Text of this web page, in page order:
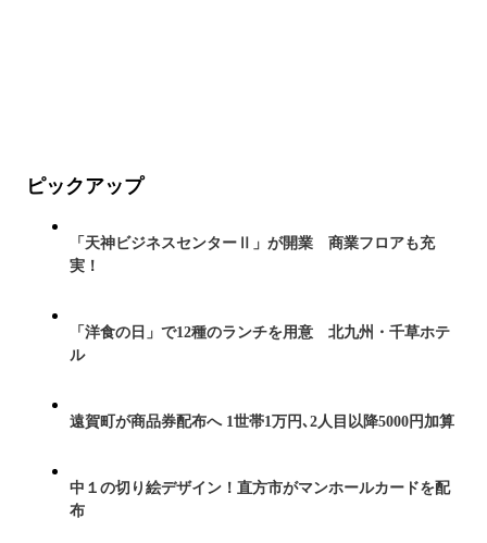
ピックアップ
「天神ビジネスセンターⅡ」が開業 商業フロアも充
実！
「洋食の日」で12種のランチを用意 北九州・千草ホテ
ル
遠賀町が商品券配布へ 1世帯1万円､2人目以降5000円加算
中１の切り絵デザイン！直方市がマンホールカードを配
布